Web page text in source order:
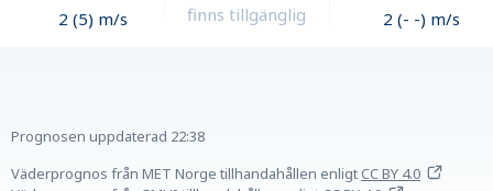
2 (5) m/s
finns tillgänglig
2 (- -) m/s
Prognosen uppdaterad 22:38
Väderprognos från MET Norge tillhandahållen enligtCC BY 4.0